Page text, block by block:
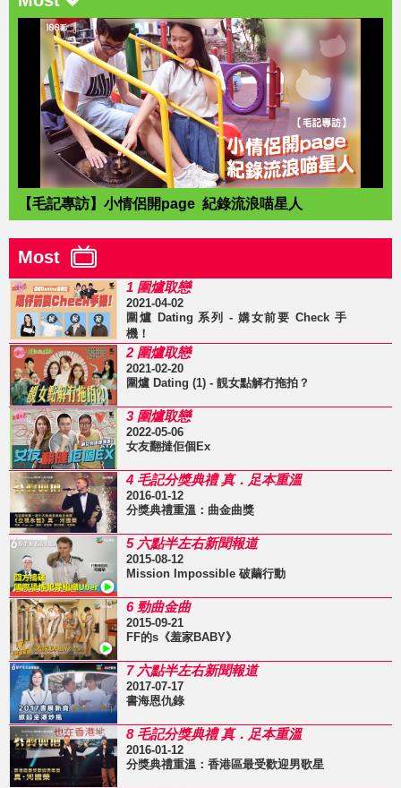
【毛記專訪】小情侶開page 紀錄流浪喵星人
Most
1 圍爐取戀
2021-04-02
圍爐 Dating 系列 - 媾女前要 Check 手
機！
2 圍爐取戀
2021-02-20
圍爐 Dating (1) - 靚女點解冇拖拍？
3 圍爐取戀
2022-05-06
女友翻撻佢個Ex
4 毛記分獎典禮 真．足本重溫
2016-01-12
分獎典禮重溫：曲金曲獎
5 六點半左右新聞報道
2015-08-12
Mission Impossible 破繭行動
6 勁曲金曲
2015-09-21
FF的s《羞家BABY》
7 六點半左右新聞報道
2017-07-17
書海恩仇錄
8 毛記分獎典禮 真．足本重溫
2016-01-12
分獎典禮重溫：香港區最受歡迎男歌星